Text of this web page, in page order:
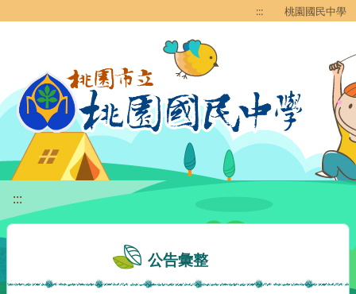
::: 桃園國民中學
:::
公告彙整